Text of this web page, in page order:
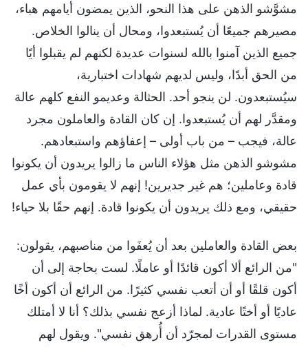
مشوَّشو الذهن على هذا النحو، الذين يمضون أيامهم هباء،
مصيرهم جميعًا أن يُستبعدوا، ومحال أن ينالوا الخلاص.
جميع الذين آمنوا بالله لسنوات عديدة لكنهم لم يقبلوا أيًا
من الحق أبدًا، وليس لديهم شهادات اختبارية،
سيُستبعدون. لن ينجو أحد. الحثالة وعديمو النفع كلهم عالة
ومقدَّر لهم أن يُستبعدوا. إن كان القادة والعاملون مجرد
عالة، فيجب – من باب أولى – إعفاؤهم واستبعادهم.
مشوشو الذهن مثل هؤلاء الناس ما زالوا يريدون أن يكونوا
قادة وعاملين؛ هم غير جديرين! إنهم لا يقومون بأي عمل
حقيقي، ومع ذلك يريدون أن يكونوا قادة. إنهم حقًا بلا حياء!
بعض القادة والعاملين بعد أن يُعفَوا من مناصبهم، يقولون:
"من الرائع ألا أكون قائدًا أو عاملًا. لست بحاجة إلى أن
أكون قلقًا أو أن أتعب نفسي كثيرًا. من الرائع أن أكون أخًا
عاديًا أو أختًا عادية. لماذا أزعج نفسي بذلك؟ أنا لا أمتلك
مستوى القدرات لمجرّد أن أُرهق نفسي". ويقول لهم